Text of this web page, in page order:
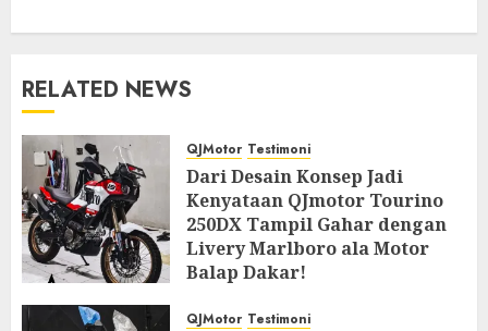
RELATED NEWS
QJMotor Testimoni
Dari Desain Konsep Jadi
Kenyataan QJmotor Tourino
250DX Tampil Gahar dengan
Livery Marlboro ala Motor
Balap Dakar!
QJMotor Testimoni